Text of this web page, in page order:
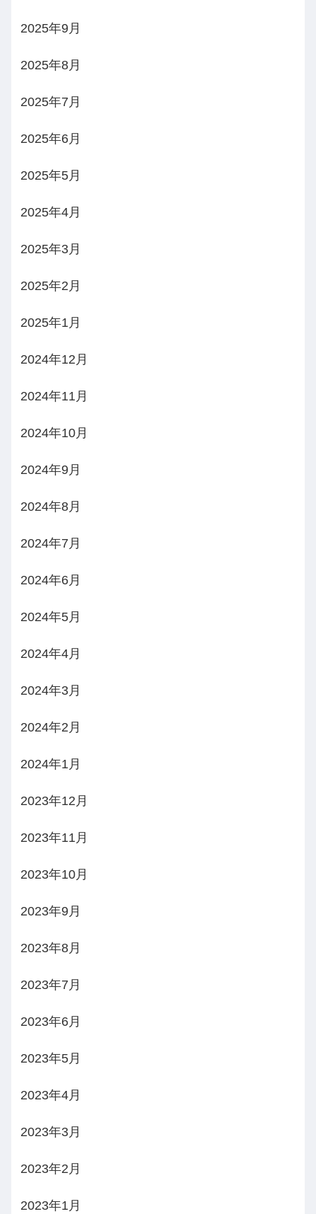
2025年9月
2025年8月
2025年7月
2025年6月
2025年5月
2025年4月
2025年3月
2025年2月
2025年1月
2024年12月
2024年11月
2024年10月
2024年9月
2024年8月
2024年7月
2024年6月
2024年5月
2024年4月
2024年3月
2024年2月
2024年1月
2023年12月
2023年11月
2023年10月
2023年9月
2023年8月
2023年7月
2023年6月
2023年5月
2023年4月
2023年3月
2023年2月
2023年1月